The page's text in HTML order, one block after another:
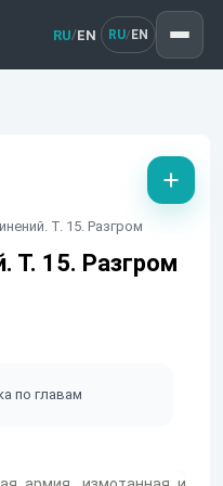
RU/EN RU/ EN
Т. 15. Разгром
Т. 15. Разгром
по главам